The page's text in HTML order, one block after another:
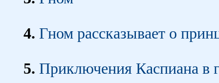
4. Гном рассказывает о
5. Приключения Каспиана в